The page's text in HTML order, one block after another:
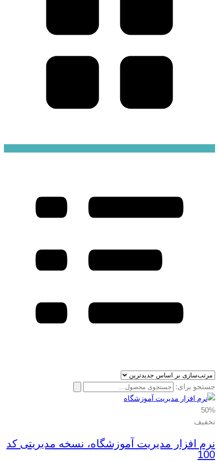
جستجو برای:
50%
تخفیف
نرم افزار مدیریت آموزشگاه، نسخه مدیریتی کد
100